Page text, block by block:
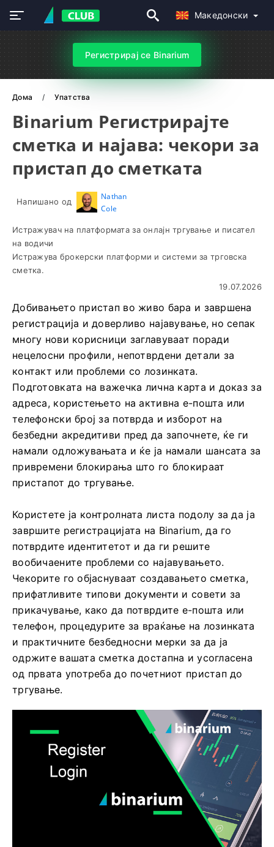
Македонски
Регистрирај се Binarium
Дома Упатства
Binarium Регистрирајте
сметка и најава: чекори за
пристап до сметката
Напишано од
Nathan
Cole
Истражувач на платформата за онлајн тргување и писател
на водичи
Истражува брокерски платформи и системи за трговска
сметка.
19.07.2026
Добивањето пристап во живо бара и завршена
регистрација и доверливо најавување, но сепак
многу нови корисници заглавуваат поради
нецелосни профили, непотврдени детали за
контакт или проблеми со лозинката.
Подготовката на важечка лична карта и доказ за
адреса, користењето на активна е-пошта или
телефонски број за потврда и изборот на
безбедни акредитиви пред да започнете, ќе ги
намали одложувањата и ќе ја намали шансата за
привремени блокирања што го блокираат
пристапот до тргување.
Користете ја контролната листа подолу за да ја
завршите регистрацијата на Binarium, да го
потврдите идентитетот и да ги решите
вообичаените проблеми со најавувањето.
Чекорите го објаснуваат создавањето сметка,
прифатливите типови документи и совети за
прикачување, како да потврдите е-пошта или
телефон, процедурите за враќање на лозинката
и практичните безбедносни мерки за да ја
одржите вашата сметка достапна и усогласена
од првата употреба до почетниот пристап до
тргување.